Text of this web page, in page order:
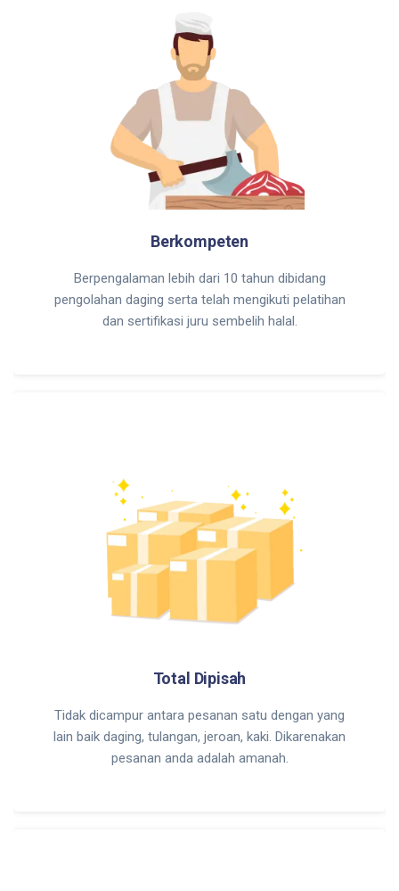
Berkompeten
Berpengalaman lebih dari 10 tahun dibidang
pengolahan daging serta telah mengikuti pelatihan
dan sertifikasi juru sembelih halal.
Total Dipisah
Tidak dicampur antara pesanan satu dengan yang
lain baik daging, tulangan, jeroan, kaki. Dikarenakan
pesanan anda adalah amanah.